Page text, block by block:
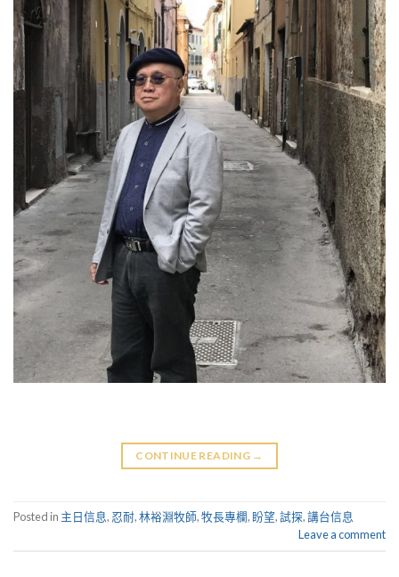
CONTINUE READING →
Posted in 主日信息, 忍耐,林裕淵牧師,牧長專欄, 盼望,試探,講台信息
Leave a comment